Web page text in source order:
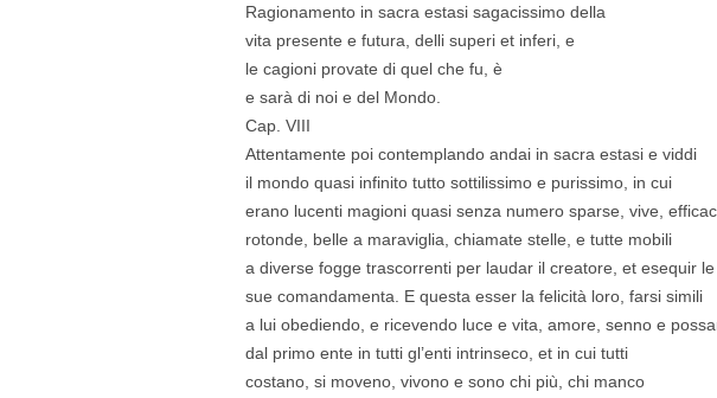
Ragionamento in sacra estasi sagacissimo della
vita presente e futura, delli superi et inferi, e
le cagioni provate di quel che fu, è
e sarà di noi e del Mondo.
Cap. VIII
Attentamente poi contemplando andai in sacra estasi e viddi
il mondo quasi infinito tutto sottilissimo e purissimo, in cui
erano lucenti magioni quasi senza numero sparse, vive,
rotonde, belle a maraviglia, chiamate stelle, e tutte mobili
a diverse fogge trascorrenti per laudar il creatore, et esequir le
sue comandamenta. E questa esser la felicità loro, farsi simili
a lui obediendo, e ricevendo luce e vita, amore, senno e
dal primo ente in tutti gl’enti intrinseco, et in cui tutti
costano, si moveno, vivono e sono chi più, chi manco